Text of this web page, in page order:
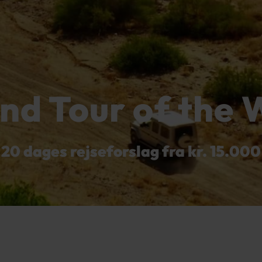
Tour of the
20 dages rejseforslag fra kr. 15.000